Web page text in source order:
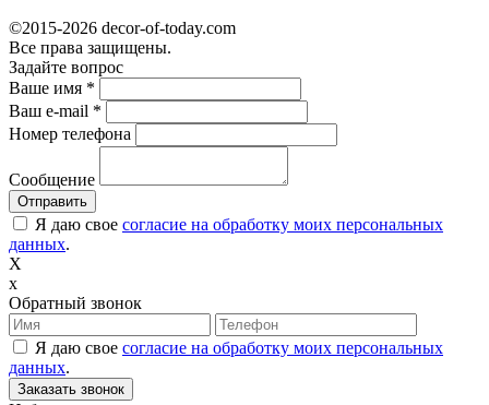
©2015-2026 decor-of-today.com
Все права защищены.
Задайте вопрос
Ваше имя *
Ваш e-mail *
Номер телефона
Сообщение
Я даю свое согласие на обработку моих персональных
данных.
X
x
Обратный звонок
Я даю свое согласие на обработку моих персональных
данных.